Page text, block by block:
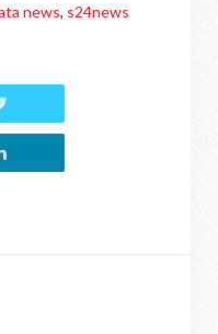
news, s24news